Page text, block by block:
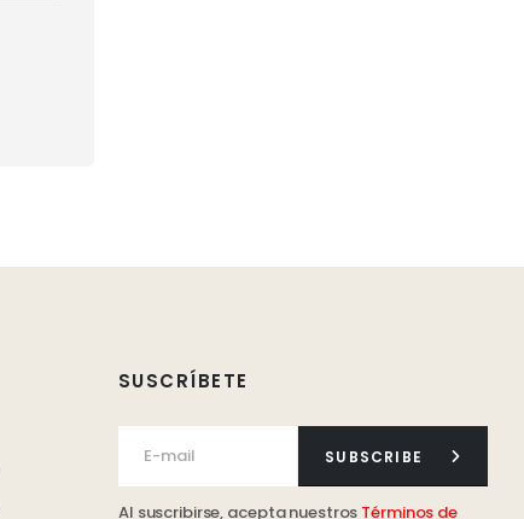
SUSCRÍBETE
SUBSCRIBE
Al suscribirse, acepta nuestros Términos de